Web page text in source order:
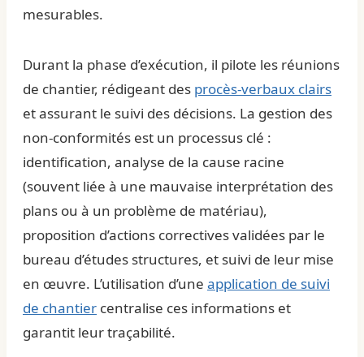
mesurables.
Durant la phase d’exécution, il pilote les réunions
de chantier, rédigeant des procès-verbaux clairs
et assurant le suivi des décisions. La gestion des
non-conformités est un processus clé :
identification, analyse de la cause racine
(souvent liée à une mauvaise interprétation des
plans ou à un problème de matériau),
proposition d’actions correctives validées par le
bureau d’études structures, et suivi de leur mise
en œuvre. L’utilisation d’une application de suivi
de chantier centralise ces informations et
garantit leur traçabilité.